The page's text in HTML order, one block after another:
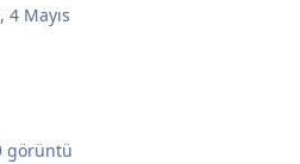
,4 Mayıs
görüntü